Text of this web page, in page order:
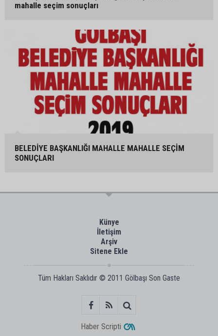
mahalle seçim sonuçları
BELEDİYE BAŞKANLIĞI MAHALLE MAHALLE SEÇİM
SONUÇLARI
Künye
İletişim
Arşiv
Sitene Ekle
Tüm Hakları Saklıdır © 2011 Gölbaşı Son Gaste
Haber Scripti